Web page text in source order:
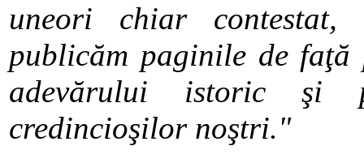
uneori chiar contestat,
publicăm paginile de faţă
adevărului istoric şi
credincioşilor noştri."